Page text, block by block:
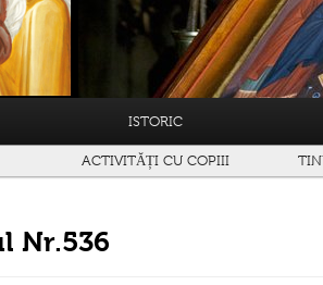
ISTORIC
ACTIVITĂȚI CU COPIII
Nr.536